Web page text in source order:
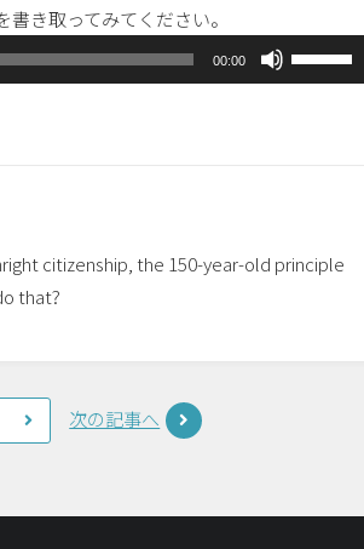
き取ってみてください。
00:00
ボ
リ
citizenship, the 150-year-old principle
that?
次の記事へ